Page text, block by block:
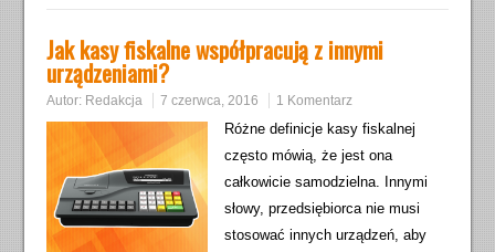
Jak kasy fiskalne współpracują z innymi
urządzeniami?
Autor: Redakcja 7 czerwca, 2016 1 Komentarz
Różne definicje kasy fiskalnej
często mówią, że jest ona
całkowicie samodzielna. Innymi
słowy, przedsiębiorca nie musi
stosować innych urządzeń, aby